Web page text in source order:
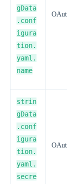
gData
.conf
igura
tion.
yaml.
name
strin
gData
.conf
igura
tion.
yaml.
secre